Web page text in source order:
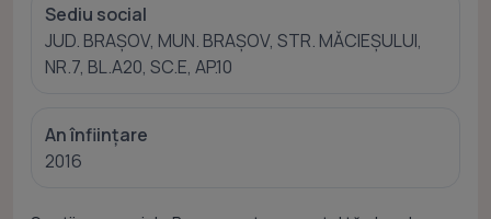
Sediu social
JUD. BRAŞOV, MUN. BRAŞOV, STR. MĂCIEŞULUI,
NR.7, BL.A20, SC.E, AP.10
An înființare
2016